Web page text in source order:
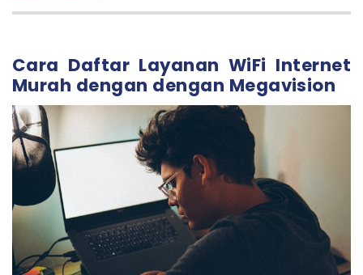
Cara Daftar Layanan WiFi Internet
Murah dengan dengan Megavision